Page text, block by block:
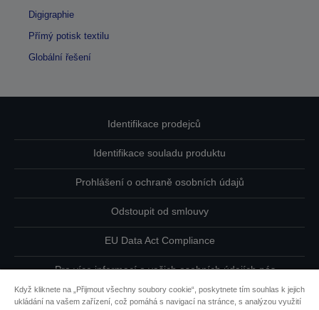
Digigraphie
Přímý potisk textilu
Globální řešení
Identifikace prodejců
Identifikace souladu produktu
Prohlášení o ochraně osobních údajů
Odstoupit od smlouvy
EU Data Act Compliance
Pro více informací o vašich osobních údajích nás
kontaktujte
Když kliknete na „Přijmout všechny soubory cookie“, poskytnete tím souhlas k jejich
ukládání na vašem zařízení, což pomáhá s navigací na stránce, s analýzou využití